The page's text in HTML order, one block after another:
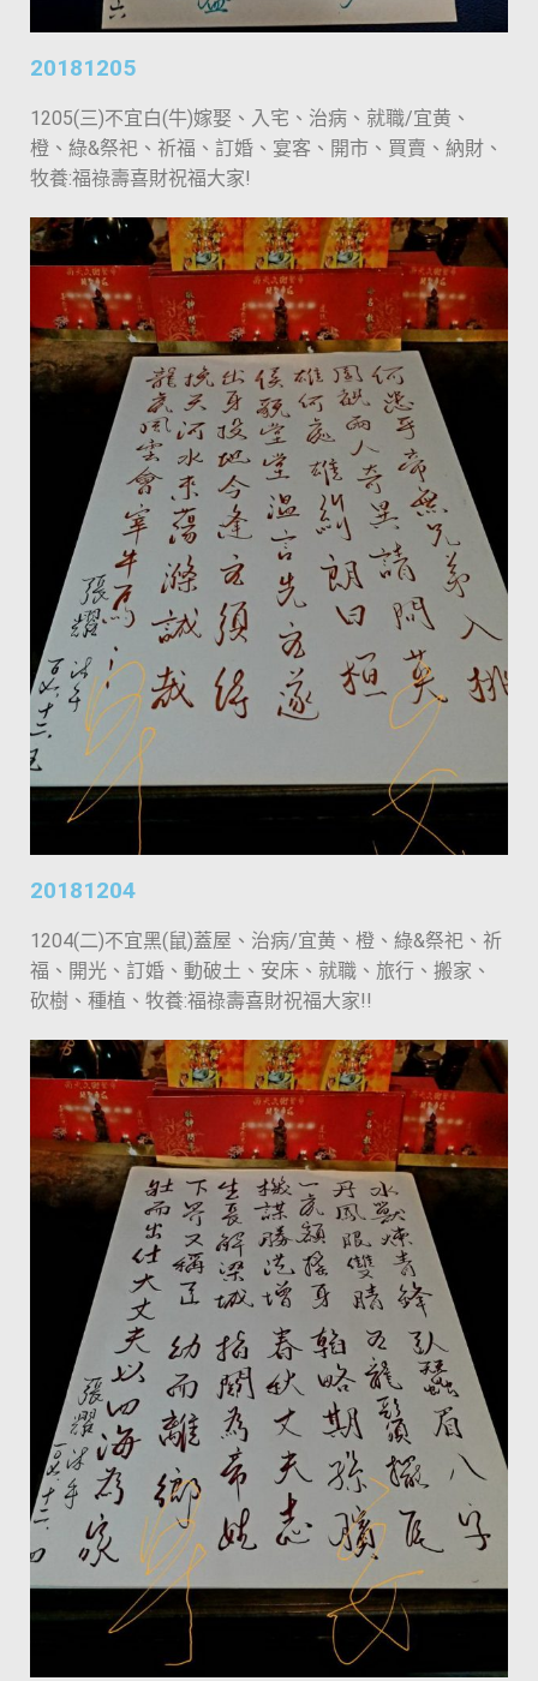
20181205
1205(三)不宜白(牛)嫁娶、入宅、治病、就職/宜黄、
橙、綠&祭祀、祈福、訂婚、宴客、開市、買賣、納財、
牧養:福祿壽喜財祝福大家!
20181204
1204(二)不宜黑(鼠)蓋屋、治病/宜黄、橙、綠&祭祀、祈
福、開光、訂婚、動破土、安床、就職、旅行、搬家、
砍樹、種植、牧養:福祿壽喜財祝福大家!!